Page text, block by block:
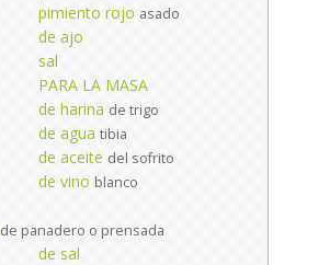
pimiento rojo asado
de ajo
sal
PARA LA MASA
de harina de trigo
de agua tibia
de aceite del sofrito
de vino blanco
de panadero o prensada
de sal